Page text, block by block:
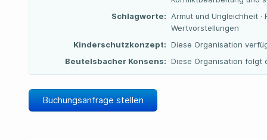
Schlagworte:
Armut und Ungleichheit ·
Wertvorstellungen
Kinderschutzkonzept: Diese Organisation
Beutelsbacher Konsens: Diese Organisation folgt
Buchungsanfrage stellen